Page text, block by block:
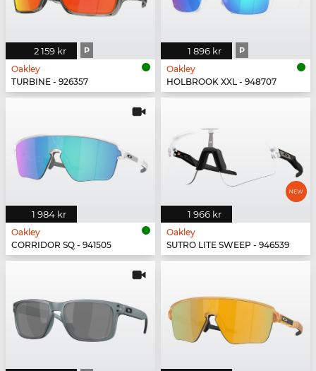
2 159 kr P
Oakley
TURBINE - 926357
1 896 kr P
Oakley
HOLBROOK XXL - 948707
1 984 kr
Oakley
CORRIDOR SQ - 941505
1 966 kr
Oakley
SUTRO LITE SWEEP - 946539